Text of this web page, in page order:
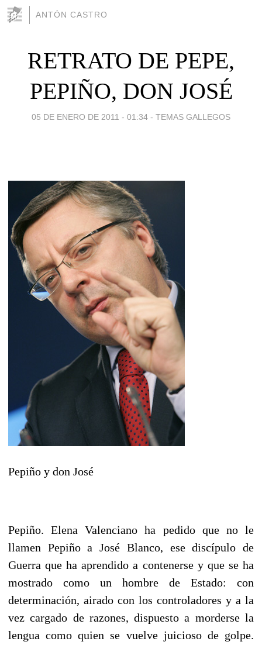
ANTÓN CASTRO
RETRATO DE PEPE,
PEPIÑO, DON JOSÉ
05 DE ENERO DE 2011 - 01:34 - TEMAS GALLEGOS
Pepiño y don José
Pepiño. Elena Valenciano ha pedido que no le
llamen Pepiño a José Blanco, ese discípulo de
Guerra que ha aprendido a contenerse y que se ha
mostrado como un hombre de Estado: con
determinación, airado con los controladores y a la
vez cargado de razones, dispuesto a morderse la
lengua como quien se vuelve juicioso de golpe.